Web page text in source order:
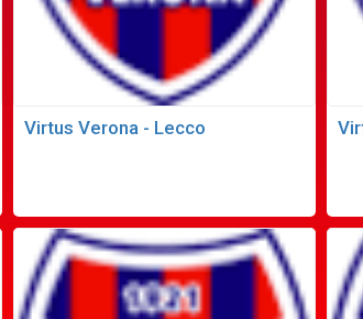
Virtus Verona - Lecco